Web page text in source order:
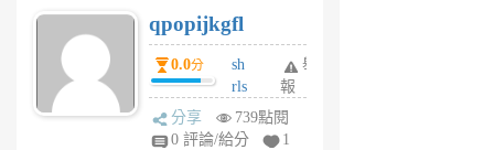
6
個
月
前
qpopijkgfl
0.0分
sh
rls
k
m
舉
報
分享
739點閱
0 評論/給分
1